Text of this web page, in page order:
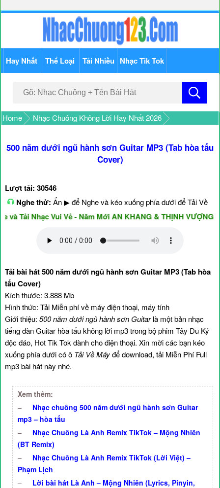
Hay Nhất Thể Loại Tải Nhiều Nhạc Tik Tok
Home Nhạc Chuông Không Lời Hay Nhất 2026
500 năm dưới ngũ hành sơn Guitar MP3 (Tab hòa tấu
Cover)
Lượt tải: 30546
Nghe thử: Ấn ▶ để Nghe và kéo xuống phía dưới để Tải Về
Nhạc Vui Vẻ - Năm Mới AN KHANG & THỊNH VƯỢNG ♥♥♥
Tải bài hát 500 năm dưới ngũ hành sơn Guitar MP3 (Tab hòa
tấu Cover)
Kích thước: 3.888 Mb
Hình thức: Tải Miễn phí về máy điện thoại, máy tính
Giới thiệu: 500 năm dưới ngũ hành sơn Guitarlà một bản nhạc
tiếng đàn Guitar hòa tấu không lời mp3 trong bộ phim Tây Du Ký
độc đáo, Hot Tik Tok dành cho điện thoại. Xin mời các bạn kéo
xuống phía dưới có ô Tải Về Máyđể download, tải Miễn Phí Full
mp3 bài hát này nhé.
Xem thêm:
–
Nhạc chuông 500 năm dưới ngũ hành sơn Guitar
mp3 – hòa tấu
–
Nhạc Chuông Là Anh Remix TikTok – Mộng Nhiên
(BT Remix)
–
Nhạc Chuông Là Anh Remix TikTok (Lời Việt) –
Phạm Lịch
–
Lời bài hát Là Anh – Mộng Nhiên (Lyrics, Pinyin,